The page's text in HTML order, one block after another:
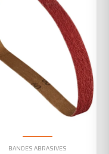
BANDES ABRASIVES